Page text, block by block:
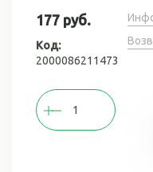
177 руб.
Код:
2000086211473